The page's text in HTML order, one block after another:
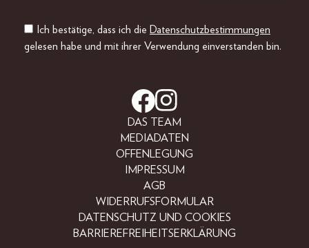
Ich bestätige, dass ich die Datenschutzbestimmungen
gelesen habe und mit ihrer Verwendung einverstanden bin.
DAS TEAM
MEDIADATEN
OFFENLEGUNG
IMPRESSUM
AGB
WIDERRUFSFORMULAR
DATENSCHUTZ UND COOKIES
BARRIEREFREIHEITSERKLÄRUNG